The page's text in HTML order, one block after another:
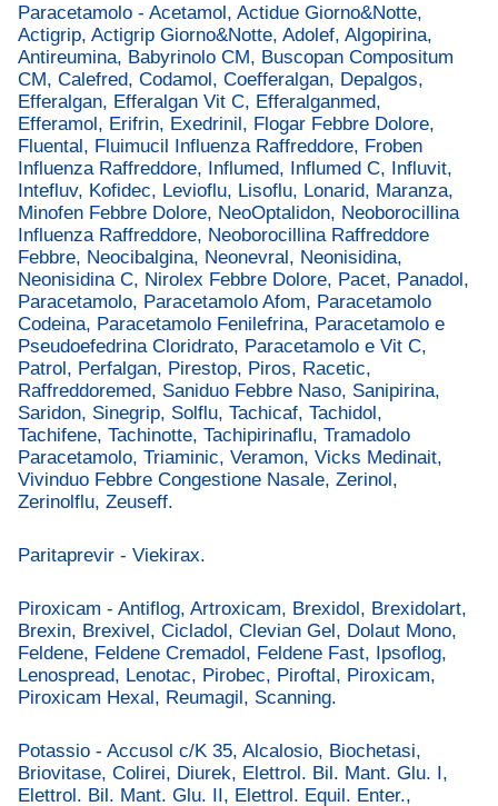
Paracetamolo - Acetamol, Actidue Giorno&Notte,
Actigrip, Actigrip Giorno&Notte, Adolef, Algopirina,
Antireumina, Babyrinolo CM, Buscopan Compositum
CM, Calefred, Codamol, Coefferalgan, Depalgos,
Efferalgan, Efferalgan Vit C, Efferalganmed,
Efferamol, Erifrin, Exedrinil, Flogar Febbre Dolore,
Fluental, Fluimucil Influenza Raffreddore, Froben
Influenza Raffreddore, Influmed, Influmed C, Influvit,
Intefluv, Kofidec, Levioflu, Lisoflu, Lonarid, Maranza,
Minofen Febbre Dolore, NeoOptalidon, Neoborocillina
Influenza Raffreddore, Neoborocillina Raffreddore
Febbre, Neocibalgina, Neonevral, Neonisidina,
Neonisidina C, Nirolex Febbre Dolore, Pacet, Panadol,
Paracetamolo, Paracetamolo Afom, Paracetamolo
Codeina, Paracetamolo Fenilefrina, Paracetamolo e
Pseudoefedrina Cloridrato, Paracetamolo e Vit C,
Patrol, Perfalgan, Pirestop, Piros, Racetic,
Raffreddoremed, Saniduo Febbre Naso, Sanipirina,
Saridon, Sinegrip, Solflu, Tachicaf, Tachidol,
Tachifene, Tachinotte, Tachipirinaflu, Tramadolo
Paracetamolo, Triaminic, Veramon, Vicks Medinait,
Vivinduo Febbre Congestione Nasale, Zerinol,
Zerinolflu, Zeuseff.
Paritaprevir - Viekirax.
Piroxicam - Antiflog, Artroxicam, Brexidol, Brexidolart,
Brexin, Brexivel, Cicladol, Clevian Gel, Dolaut Mono,
Feldene, Feldene Cremadol, Feldene Fast, Ipsoflog,
Lenospread, Lenotac, Pirobec, Piroftal, Piroxicam,
Piroxicam Hexal, Reumagil, Scanning.
Potassio - Accusol c/K 35, Alcalosio, Biochetasi,
Briovitase, Colirei, Diurek, Elettrol. Bil. Mant. Glu. I,
Elettrol. Bil. Mant. Glu. II, Elettrol. Equil. Enter.,